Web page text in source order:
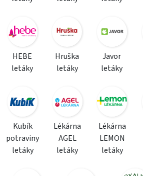
HEBE
letáky
Hruška
letáky
Javor
letáky
Kubík
potraviny
letáky
Lékárna
AGEL
letáky
Lékárna
LEMON
letáky